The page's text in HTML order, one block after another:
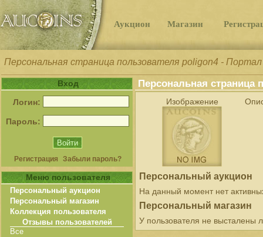
Аукцион Магазин
Персональная страница пользователя poligon4 -
Вход
Логин:
Пароль:
Регистрация Забыли пароль?
Меню пользователя
Персональный аукцион
Персональный магазин
Коллекция пользователя
Отзывы пользователей
Все
Персональная страница
Изображение
Персональный аукцион
На данный момент нет
Персональный магазин
У пользователя не высталены